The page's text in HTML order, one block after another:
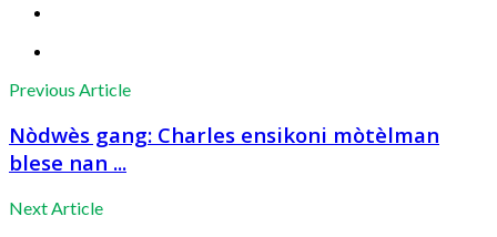
Previous Article
Nòdwès gang: Charles ensikoni mòtèlman
blese nan ...
Next Article